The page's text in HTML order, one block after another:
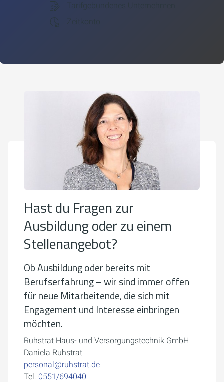
Tarifgebundenes Unternehmen
Zeitkonto
Hast du Fragen zur
Ausbildung oder zu einem
Stellenangebot?
Ob Ausbildung oder bereits mit
Berufserfahrung – wir sind immer offen
für neue Mitarbeitende, die sich mit
Engagement und Interesse einbringen
möchten.
Ruhstrat Haus- und Versorgungstechnik GmbH
Daniela Ruhstrat
personal@ruhstrat.de
Tel. 0551/694040